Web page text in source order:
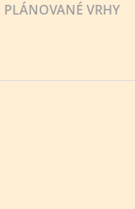
PLÁNOVANÉ VRHY